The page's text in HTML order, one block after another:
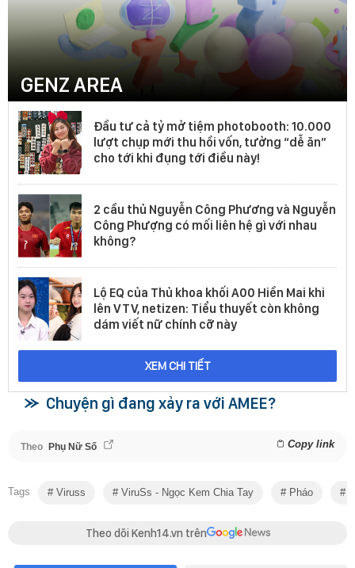
GENZ AREA
Đầu tư cả tỷ mở tiệm photobooth: 10.000
lượt chụp mới thu hồi vốn, tưởng “dễ ăn”
cho tới khi đụng tới điều này!
2 cầu thủ Nguyễn Công Phương và Nguyễn
Công Phượng có mối liên hệ gì với nhau
không?
Lộ EQ của Thủ khoa khối A00 Hiền Mai khi
lên VTV, netizen: Tiểu thuyết còn không
dám viết nữ chính cỡ này
XEM CHI TIẾT
Chuyện gì đang xảy ra với AMEE?
Theo Phụ Nữ Số Copy link
Tags Viruss ViruSs - Ngọc Kem Chia Tay Pháo
Theo dõi Kenh14.vn trên